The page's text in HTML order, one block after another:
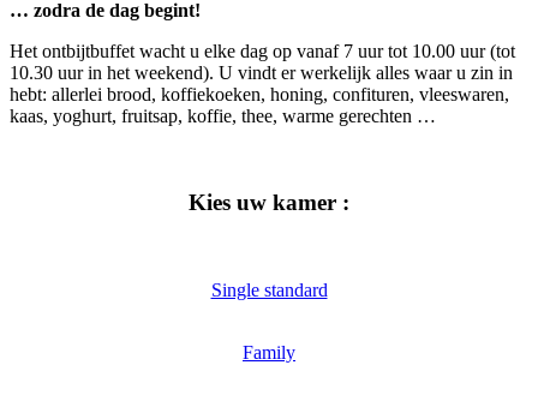
… zodra de dag begint!
Het ontbijtbuffet wacht u elke dag op vanaf 7 uur tot 10.00 uur (tot
10.30 uur in het weekend). U vindt er werkelijk alles waar u zin in
hebt: allerlei brood, koffiekoeken, honing, confituren, vleeswaren,
kaas, yoghurt, fruitsap, koffie, thee, warme gerechten …
Kies uw kamer :
Single standard
Family